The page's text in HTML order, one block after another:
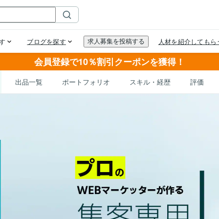
会員登録で10％割引クーポンを獲得！
出品一覧 ポートフォリオ スキル・経歴 評価